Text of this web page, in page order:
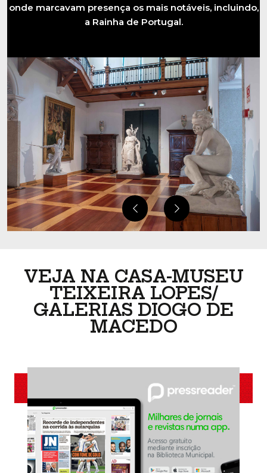
onde marcavam presença os mais notáveis, incluindo,
a Rainha de Portugal.
VEJA NA CASA-MUSEU
TEIXEIRA LOPES/
GALERIAS DIOGO DE
MACEDO